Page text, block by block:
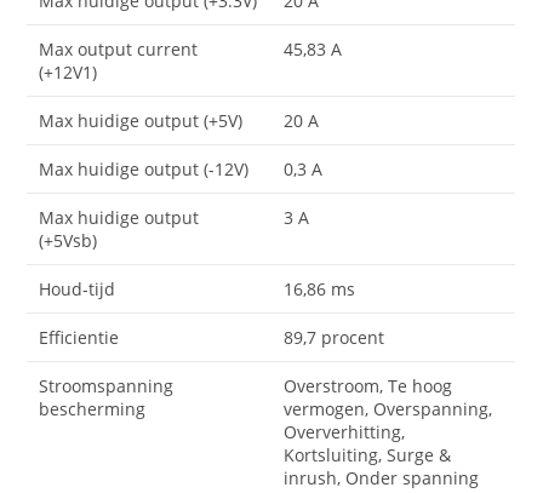
Max output current
(+12V1)
45,83 A
Max huidige output (+5V) 20 A
Max huidige output (-12V) 0,3 A
Max huidige output
(+5Vsb)
3 A
Houd-tijd 16,86 ms
Efficientie 89,7 procent
Stroomspanning
bescherming
Overstroom, Te hoog
vermogen, Overspanning,
Oververhitting,
Kortsluiting, Surge &
inrush, Onder spanning